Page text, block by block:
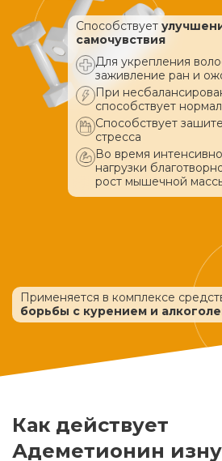
Способствует
самочувствия
Для укрепления
заживление ран и
При
способствует
Способствует
стресса
Во время
нагрузки
рост мышечной
Применяется в комплексе
борьбы с курением и
Как действует
Адеметионин